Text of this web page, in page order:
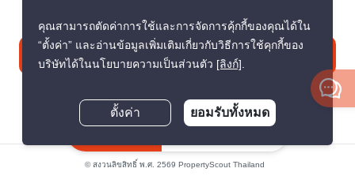
ติดต่อเรา
© สงวนลิขสิทธิ์ พ.ศ. 2569 PropertyScout Thailand
คุณสามารถตัดค่าการใช้และการจัดการคุ้กกี้ของคุณได้ใน
“ตั้งค่า” และอ่านข้อมูลเพิ่มเติมเกี่ยวกับวิธีการใช้คุกกี้ของ
บริษัทได้ในนโยบายความเป็นส่วนตัว [ลิงก์].
ตั้งค่า ยอมรับทั้งหมด